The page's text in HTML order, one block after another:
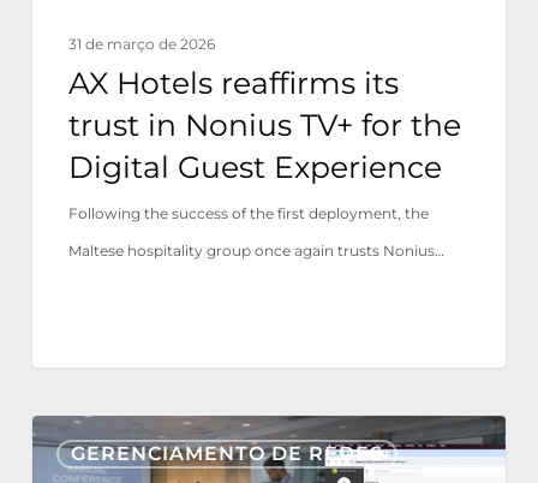
Guest
Experience
31 de março de 2026
AX Hotels reaffirms its
trust in Nonius TV+ for the
Digital Guest Experience
Following the success of the first deployment, the
Maltese hospitality group once again trusts Nonius…
GERENCIAMENTO DE REDES
Automatize